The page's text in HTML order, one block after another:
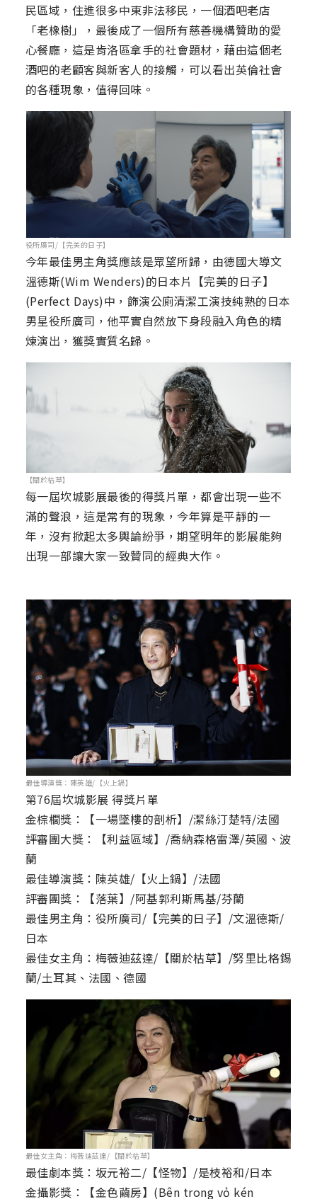
民區域，住進很多中東非法移民，一個酒吧老店
「老橡樹」，最後成了一個所有慈善機構贊助的愛
心餐廳，這是肯洛區拿手的社會題材，藉由這個老
酒吧的老顧客與新客人的接觸，可以看出英倫社會
的各種現象，值得回味。
役所廣司/【完美的日子】
今年最佳男主角獎應該是眾望所歸，由德國大導文
溫德斯(Wim Wenders)的日本片【完美的日子】
(Perfect Days)中，飾演公廁清潔工演技純熟的日本
男星役所廣司，他平實自然放下身段融入角色的精
煉演出，獲獎實質名歸。
【關於枯草】
每一屆坎城影展最後的得獎片單，都會出現一些不
滿的聲浪，這是常有的現象，今年算是平靜的一
年，沒有掀起太多輿論紛爭，期望明年的影展能夠
出現一部讓大家一致贊同的經典大作。
最佳導演獎：陳英雄/【火上鍋】
第76屆坎城影展 得獎片單
金棕櫚獎：【一場墜樓的剖析】/潔絲汀楚特/法國
評審團大獎：【利益區域】/喬納森格雷澤/英國、波
蘭
最佳導演獎：陳英雄/【火上鍋】/法國
評審團獎：【落葉】/阿基郭利斯馬基/芬蘭
最佳男主角：役所廣司/【完美的日子】/文溫德斯/
日本
最佳女主角：梅薇迪茲達/【關於枯草】/努里比格錫
蘭/土耳其、法國、德國
最佳女主角：梅薇迪茲達/【關於枯草】
最佳劇本獎：坂元裕二/【怪物】/是枝裕和/日本
金攝影獎：【金色繭房】(Bên trong vỏ kén